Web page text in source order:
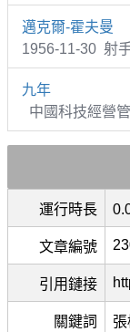
邁克爾-霍夫曼
1956-11-30 射
九年
中國科技經營
運行時長
文章編號
引用鏈接
關鍵詞